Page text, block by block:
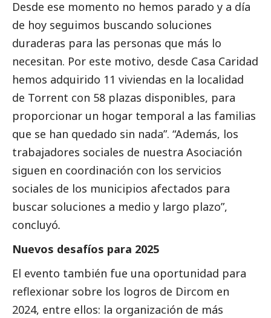
Desde ese momento no hemos parado y a día
de hoy seguimos buscando soluciones
duraderas para las personas que más lo
necesitan. Por este motivo, desde Casa Caridad
hemos adquirido 11 viviendas en la localidad
de Torrent con 58 plazas disponibles, para
proporcionar un hogar temporal a las familias
que se han quedado sin nada”. “Además, los
trabajadores sociales de nuestra Asociación
siguen en coordinación con los servicios
sociales de los municipios afectados para
buscar soluciones a medio y largo plazo”,
concluyó.
Nuevos desafíos para 2025
El evento también fue una oportunidad para
reflexionar sobre los logros de Dircom en
2024, entre ellos: la organización de más